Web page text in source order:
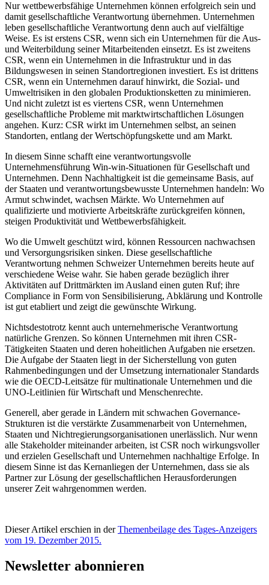
Nur wettbewerbsfähige Unternehmen können erfolgreich sein und
damit gesellschaftliche Verantwortung übernehmen. Unternehmen
leben gesellschaftliche Verantwortung denn auch auf vielfältige
Weise. Es ist erstens CSR, wenn sich ein Unternehmen für die Aus-
und Weiterbildung seiner Mitarbeitenden einsetzt. Es ist zweitens
CSR, wenn ein Unternehmen in die Infrastruktur und in das
Bildungswesen in seinen Standortregionen investiert. Es ist drittens
CSR, wenn ein Unternehmen darauf hinwirkt, die Sozial- und
Umweltrisiken in den globalen Produktionsketten zu minimieren.
Und nicht zuletzt ist es viertens CSR, wenn Unternehmen
gesellschaftliche Probleme mit marktwirtschaftlichen Lösungen
angehen. Kurz: CSR wirkt im Unternehmen selbst, an seinen
Standorten, entlang der Wertschöpfungskette und am Markt.
In diesem Sinne schafft eine verantwortungsvolle
Unternehmensführung Win-win-Situationen für Gesellschaft und
Unternehmen. Denn Nachhaltigkeit ist die gemeinsame Basis, auf
der Staaten und verantwortungsbewusste Unternehmen handeln: Wo
Armut schwindet, wachsen Märkte. Wo Unternehmen auf
qualifizierte und motivierte Arbeitskräfte zurückgreifen können,
steigen Produktivität und Wettbewerbsfähigkeit.
Wo die Umwelt geschützt wird, können Ressourcen nachwachsen
und Versorgungsrisiken sinken. Diese gesellschaftliche
Verantwortung nehmen Schweizer Unternehmen bereits heute auf
verschiedene Weise wahr. Sie haben gerade bezüglich ihrer
Aktivitäten auf Drittmärkten im Ausland einen guten Ruf; ihre
Compliance in Form von Sensibilisierung, Abklärung und Kontrolle
ist gut etabliert und zeigt die gewünschte Wirkung.
Nichtsdestotrotz kennt auch unternehmerische Verantwortung
natürliche Grenzen. So können Unternehmen mit ihren CSR-
Tätigkeiten Staaten und deren hoheitlichen Aufgaben nie ersetzen.
Die Aufgabe der Staaten liegt in der Sicherstellung von guten
Rahmenbedingungen und der Umsetzung internationaler Standards
wie die OECD-Leitsätze für multinationale Unternehmen und die
UNO-Leitlinien für Wirtschaft und Menschenrechte.
Generell, aber gerade in Ländern mit schwachen Governance-
Strukturen ist die verstärkte Zusammenarbeit von Unternehmen,
Staaten und Nichtregierungsorganisationen unerlässlich. Nur wenn
alle Stakeholder miteinander arbeiten, ist CSR noch wirkungsvoller
und erzielen Gesellschaft und Unternehmen nachhaltige Erfolge. In
diesem Sinne ist das Kernanliegen der Unternehmen, dass sie als
Partner zur Lösung der gesellschaftlichen Herausforderungen
unserer Zeit wahrgenommen werden.
Dieser Artikel erschien in derThemenbeilage des Tages-Anzeigers
vom 19. Dezember 2015.
Newsletter abonnieren